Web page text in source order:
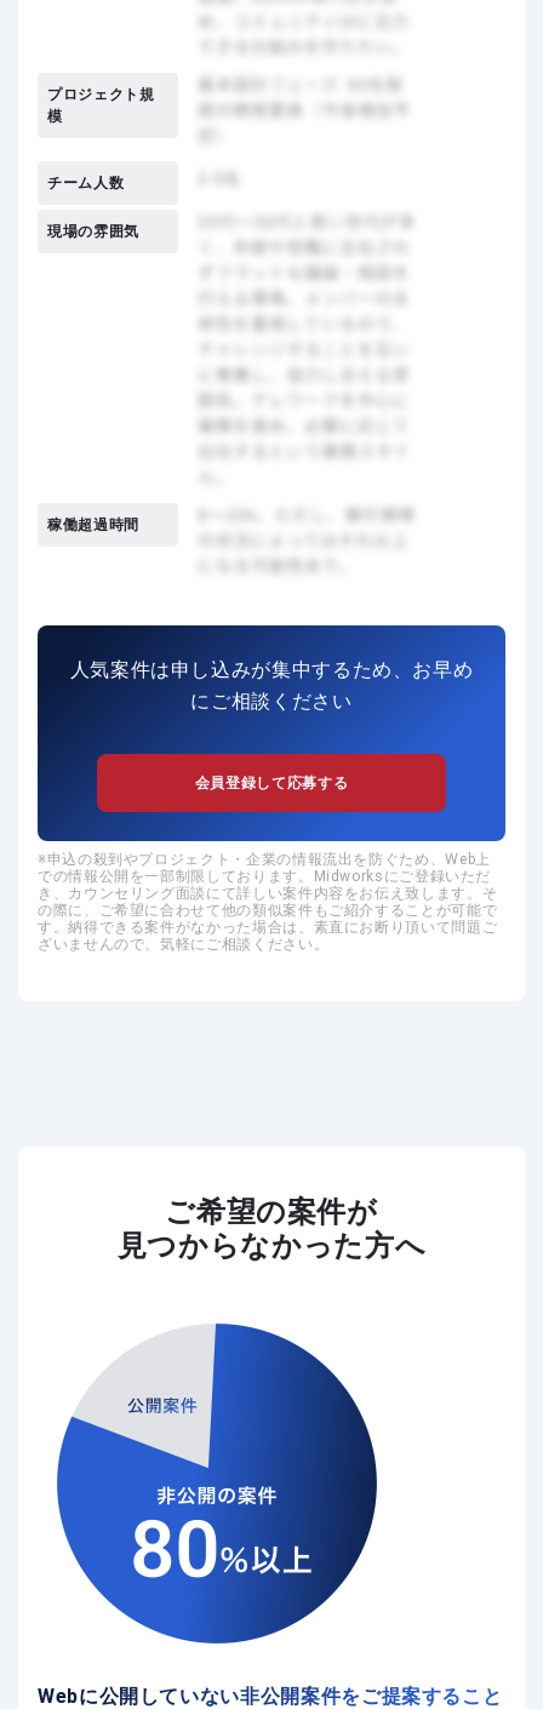
プロジェクト規
模
チーム人数
現場の雰囲気
稼働超過時間
人気案件は申し込みが集中するため、お早め
にご相談ください
会員登録して応募する
申込の殺到やプロジェクト・企業の情報流出を防ぐため、Web上
での情報公開を一部制限しております。Midworksにご登録いただ
き、カウンセリング面談にて詳しい案件内容をお伝え致します。そ
の際に、ご希望に合わせて他の類似案件もご紹介することが可能で
す。納得できる案件がなかった場合は、素直にお断り頂いて問題ご
ざいませんので、気軽にご相談ください。
ご希望の案件が
見つからなかった方へ
Webに公開していない非公開案件をご提案すること